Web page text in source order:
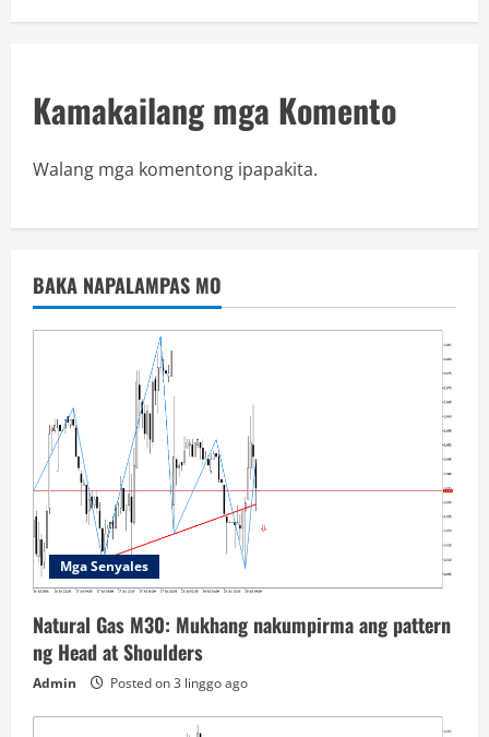
Kamakailang mga Komento
Walang mga komentong ipapakita.
BAKA NAPALAMPAS MO
Mga Senyales
Natural Gas M30: Mukhang nakumpirma ang pattern
ng Head at Shoulders
Admin Posted on 3 linggo ago